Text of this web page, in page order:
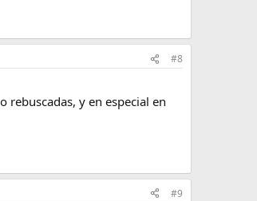
#8
y en especial en
#9